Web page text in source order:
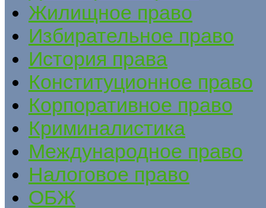
Жилищное право
Избирательное право
История права
Конституционное право
Корпоративное право
Криминалистика
Международное право
Налоговое право
ОБЖ